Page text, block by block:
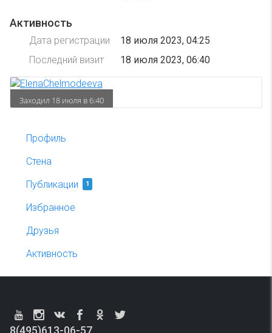
Активность
Дата регистрации
18 июля 2023, 04:25
Последний визит
18 июля 2023, 06:40
Заходил 18 июля в 6:40
Профиль
Стена
Публикации
1
Избранное
Друзья
Активность